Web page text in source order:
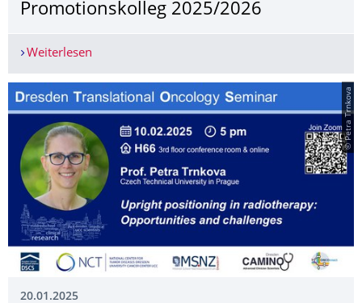
Promotionskolleg 2025/2026
Weiterlesen
© Petra Trnkova
20.01.2025